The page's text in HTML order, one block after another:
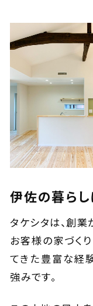
伊佐の暮らし
タケシタは、創
お客様の家づく
てきた豊富な経
強みです。